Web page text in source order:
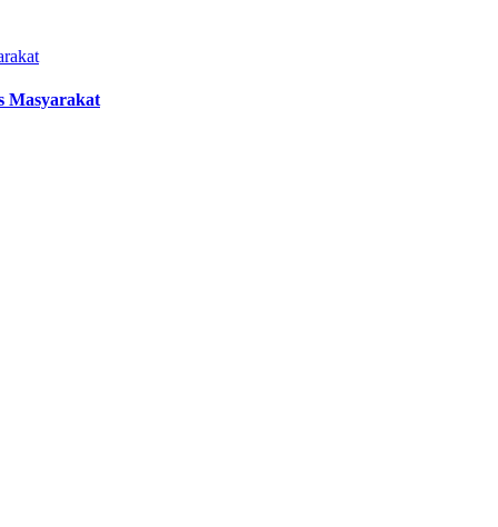
Masyarakat